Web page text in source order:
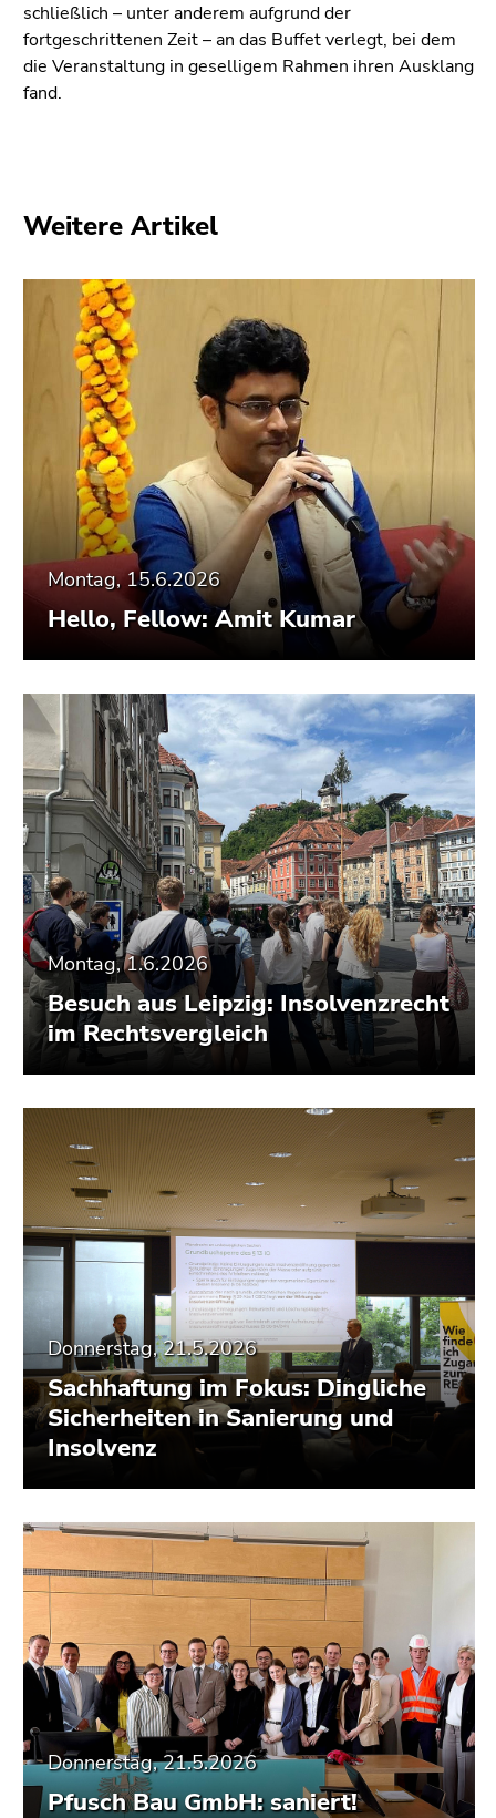
schließlich – unter anderem aufgrund der
fortgeschrittenen Zeit – an das Buffet verlegt, bei dem
die Veranstaltung in geselligem Rahmen ihren Ausklang
fand.
Weitere Artikel
Montag, 15.6.2026
Hello, Fellow: Amit Kumar
Montag, 1.6.2026
Besuch aus Leipzig: Insolvenzrecht
im Rechtsvergleich
Donnerstag, 21.5.2026
Sachhaftung im Fokus: Dingliche
Sicherheiten in Sanierung und
Insolvenz
Donnerstag, 21.5.2026
Pfusch Bau GmbH: saniert!